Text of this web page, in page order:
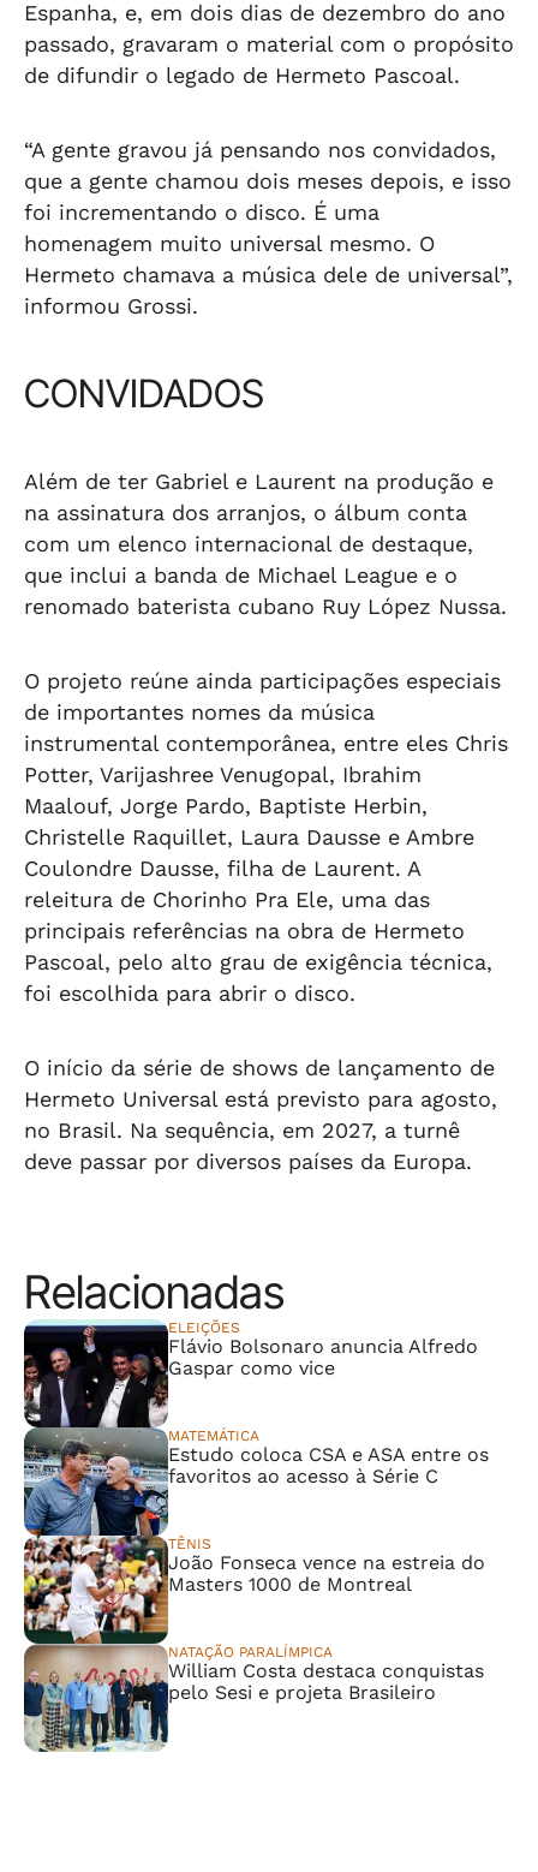
Espanha, e, em dois dias de dezembro do ano
passado, gravaram o material com o propósito
de difundir o legado de Hermeto Pascoal.
“A gente gravou já pensando nos convidados,
que a gente chamou dois meses depois, e isso
foi incrementando o disco. É uma
homenagem muito universal mesmo. O
Hermeto chamava a música dele de universal”,
informou Grossi.
CONVIDADOS
Além de ter Gabriel e Laurent na produção e
na assinatura dos arranjos, o álbum conta
com um elenco internacional de destaque,
que inclui a banda de Michael League e o
renomado baterista cubano Ruy López Nussa.
O projeto reúne ainda participações especiais
de importantes nomes da música
instrumental contemporânea, entre eles Chris
Potter, Varijashree Venugopal, Ibrahim
Maalouf, Jorge Pardo, Baptiste Herbin,
Christelle Raquillet, Laura Dausse e Ambre
Coulondre Dausse, filha de Laurent. A
releitura de Chorinho Pra Ele, uma das
principais referências na obra de Hermeto
Pascoal, pelo alto grau de exigência técnica,
foi escolhida para abrir o disco.
O início da série de shows de lançamento de
Hermeto Universal está previsto para agosto,
no Brasil. Na sequência, em 2027, a turnê
deve passar por diversos países da Europa.
Relacionadas
ELEIÇÕES
Flávio Bolsonaro anuncia Alfredo
Gaspar como vice
MATEMÁTICA
Estudo coloca CSA e ASA entre os
favoritos ao acesso à Série C
TÊNIS
João Fonseca vence na estreia do
Masters 1000 de Montreal
NATAÇÃO PARALÍMPICA
William Costa destaca conquistas
pelo Sesi e projeta Brasileiro